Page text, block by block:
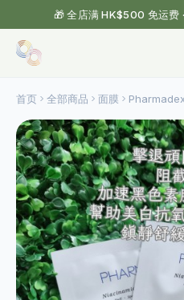
🎁 全店满 HK$500 免运费
首页 全部商品 面膜